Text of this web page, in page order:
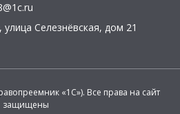
, улица Селезнёвская, дом 21
«1С»). Все права на сайт
защищены